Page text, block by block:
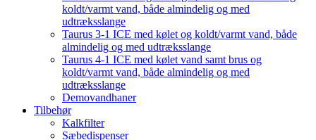
koldt/varmt vand, både almindelig og med
udtræksslange
Taurus 3-1 ICE med kølet og koldt/varmt vand, både
almindelig og med udtræksslange
Taurus 4-1 ICE med kølet vand samt brus og
koldt/varmt vand, både almindelig og med
udtræksslange
Demovandhaner
Tilbehør
Kalkfilter
Sæbedispenser